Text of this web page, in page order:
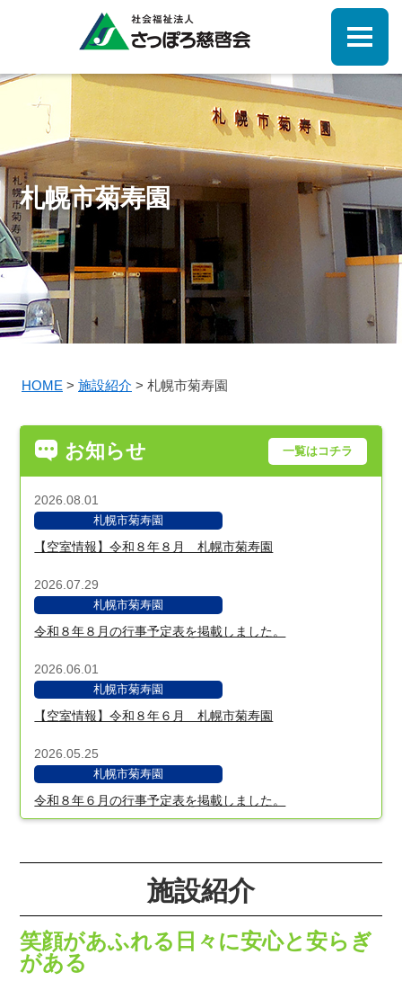
札幌市菊寿園
HOME > 施設紹介 > 札幌市菊寿園
お知らせ 一覧はコチラ
2026.08.01
札幌市菊寿園
【空室情報】令和８年８月 札幌市菊寿園
2026.07.29
札幌市菊寿園
令和８年８月の行事予定表を掲載しました。
2026.06.01
札幌市菊寿園
【空室情報】令和８年６月 札幌市菊寿園
2026.05.25
札幌市菊寿園
令和８年６月の行事予定表を掲載しました。
【空室情報】令和８年５月 札幌市菊寿園
札幌市菊寿園
令和８年５月の行事予定表を掲載しました。
施設紹介
笑顔があふれる日々に安心と安らぎ
がある